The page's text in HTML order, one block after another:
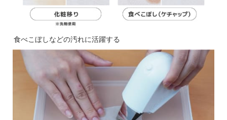
食べこぼしなどの汚れに活躍する